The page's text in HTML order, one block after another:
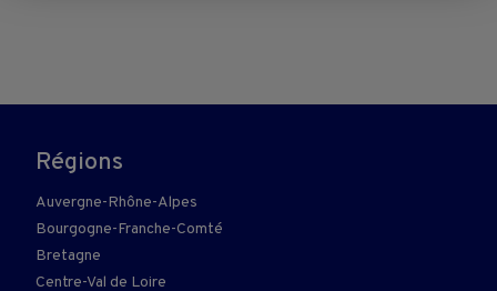
Régions
Auvergne-Rhône-Alpes
Bourgogne-Franche-Comté
Bretagne
Centre-Val de Loire